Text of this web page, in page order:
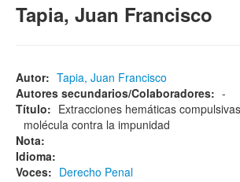
Tapia, Juan Francisco
Autor: Tapia, Juan Francisco
Autores secundarios/Colaboradores: -
Título: Extracciones hemáticas
molécula contra la impunidad
Nota:
Idioma:
Voces: Derecho Penal